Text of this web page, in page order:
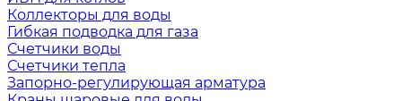
Коллекторы для воды
Гибкая подводка для газа
Счетчики воды
Счетчики тепла
Запорно-регулирующая арматура